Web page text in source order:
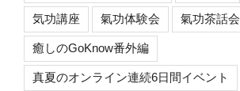
気功講座 氣功体験会 氣功茶話会
癒しのGoKnow番外編
真夏のオンライン連続6日間イベント